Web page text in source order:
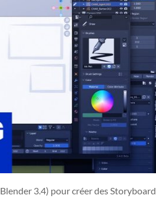
3.4) pour créer des Storyboard